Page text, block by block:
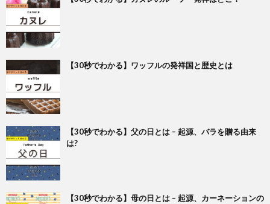
【30秒でわかる】ワッフルの発祥国と歴史とは
【30秒でわかる】父の日とは – 起源、バラを贈る由来
は?
【30秒でわかる】母の日とは – 起源、カーネーションの